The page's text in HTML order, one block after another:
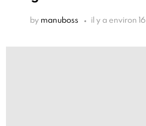
by manuboss il y a environ